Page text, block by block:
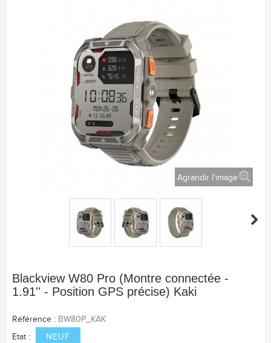
Agrandir l'image
Blackview W80 Pro (Montre connectée -
1.91'' - Position GPS précise) Kaki
Référence : BW80P_KAK
Etat :
NEUF